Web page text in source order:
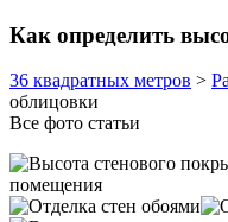
Как определить
36 квадратных метров >
облицовки
Все фото статьи